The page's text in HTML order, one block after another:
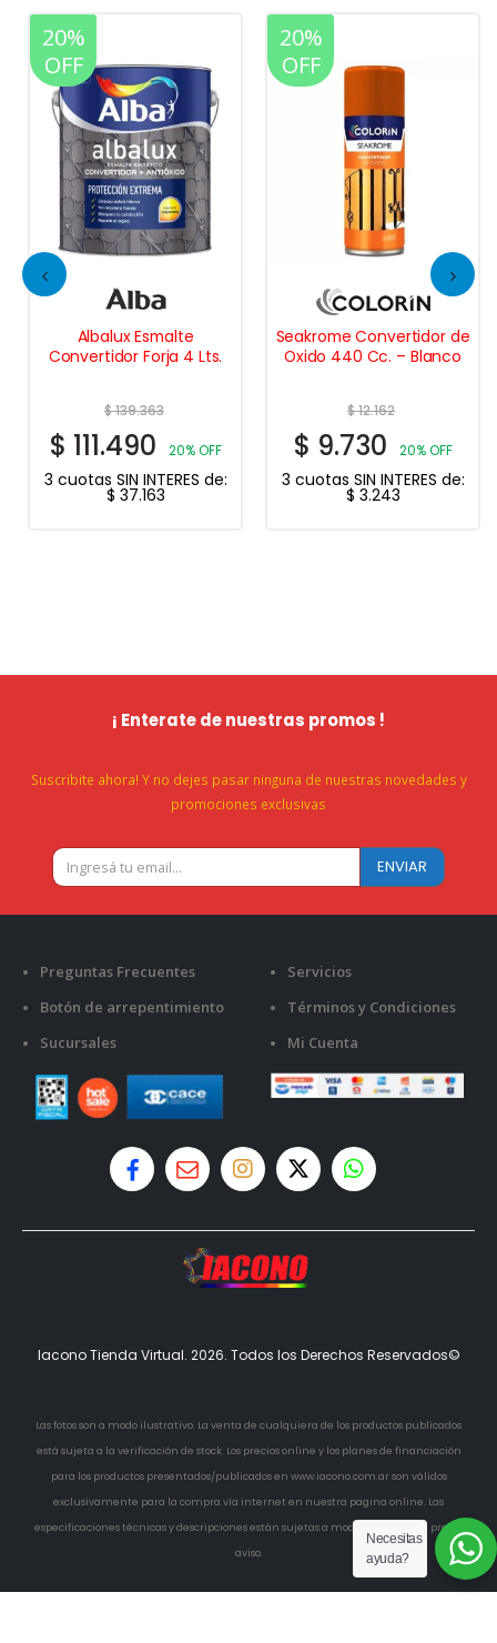
20%
OFF
Albalux Esmalte
Convertidor Forja 4 Lts.
$139.363
$ 111.490 20% OFF
3 cuotas SIN INTERES de:
$ 37.163
20%
OFF
Seakrome Convertidor de
Oxido 440 Cc. – Blanco
$12.162
$ 9.730 20% OFF
3 cuotas SIN INTERES de:
$ 3.243
¡ Enterate de nuestras promos !
Suscribite ahora! Y no dejes pasar ninguna de nuestras novedades y
promociones exclusivas
Preguntas Frecuentes
Botón de arrepentimiento
Sucursales
Servicios
Términos y Condiciones
Mi Cuenta
Iacono Tienda Virtual. 2026. Todos los Derechos Reservados©
Las fotos son a modo ilustrativo. La venta de cualquiera de los productos publicados
está sujeta a la verificación de stock. Los precios online y los planes de financiación
para los productos presentados/publicados en www.iacono.com.ar son válidos
exclusivamente para la compra vía internet en nuestra pagina online. Las
especificaciones técnicas y descripciones están sujetas a modificaciones sin previo
aviso.
Necesitas
ayuda?